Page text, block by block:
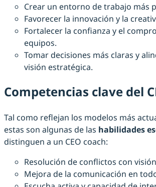
Crear un entorno de trabajo más
Favorecer la innovación y la
Fortalecer la confianza y el
equipos.
Tomar decisiones más claras y
visión estratégica.
Competencias clave del
Tal como reflejan los modelos más
estas son algunas de las habilidades
distinguen a un CEO coach:
Resolución de conflictos con
Mejora de la comunicación en